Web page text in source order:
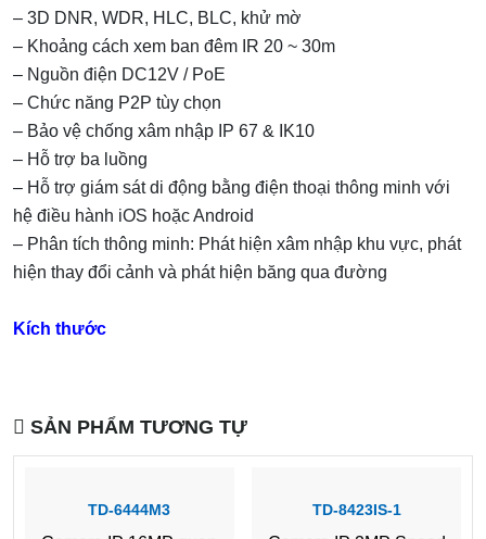
– 3D DNR, WDR, HLC, BLC, khử mờ
– Khoảng cách xem ban đêm IR 20 ~ 30m
– Nguồn điện DC12V / PoE
– Chức năng P2P tùy chọn
– Bảo vệ chống xâm nhập IP 67 & IK10
– Hỗ trợ ba luồng
– Hỗ trợ giám sát di động bằng điện thoại thông minh với
hệ điều hành iOS hoặc Android
– Phân tích thông minh: Phát hiện xâm nhập khu vực, phát
hiện thay đổi cảnh và phát hiện băng qua đường
Kích thước
SẢN PHẨM TƯƠNG TỰ
TD-6444M3 TD-8423IS-1